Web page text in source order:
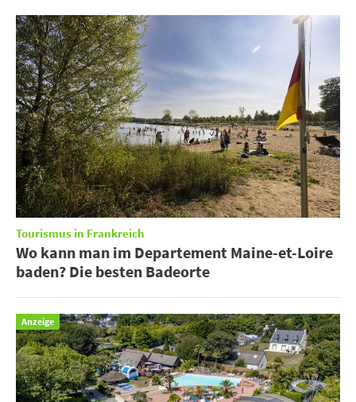
Tourismus in Frankreich
Wo kann man im Departement Maine-et-Loire
baden? Die besten Badeorte
Anzeige